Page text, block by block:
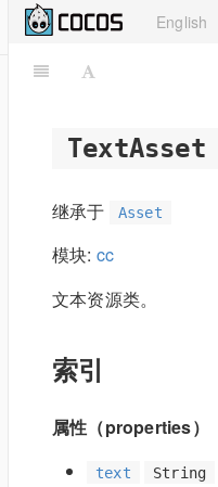
English
TextAsset
继承于 Asset
模块: cc
文本资源类。
索引
属性（properties）
text String